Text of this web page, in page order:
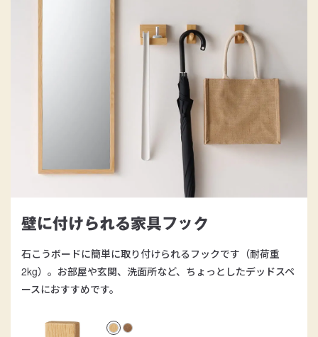
壁に付けられる家具フック
石こうボードに簡単に取り付けられるフックです（耐荷重
2kg）。お部屋や玄関、洗面所など、ちょっとしたデッドスペ
ースにおすすめです。